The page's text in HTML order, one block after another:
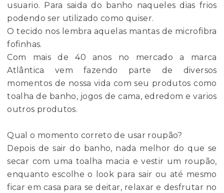
usuario. Para saida do banho naqueles dias frios
podendo ser utilizado como quiser.
O tecido nos lembra aquelas mantas de microfibra
fofinhas.
Com mais de 40 anos no mercado a marca
Atlântica vem fazendo parte de diversos
momentos de nossa vida com seu produtos como
toalha de banho, jogos de cama, edredom e varios
outros produtos.
Qual o momento correto de usar roupão?
Depois de sair do banho, nada melhor do que se
secar com uma toalha macia e vestir um roupão,
enquanto escolhe o look para sair ou até mesmo
ficar em casa para se deitar, relaxar e desfrutar no